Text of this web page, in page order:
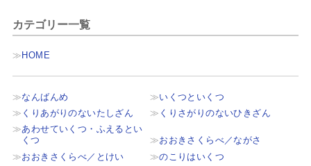
カテゴリー一覧
HOME
なんばんめ
いくつといくつ
くりあがりのないたしざん
くりさがりのないひきざん
あわせていくつ・ふえるとい
くつ
おおきさくらべ／ながさ
おおきさくらべ／とけい
のこりはいくつ